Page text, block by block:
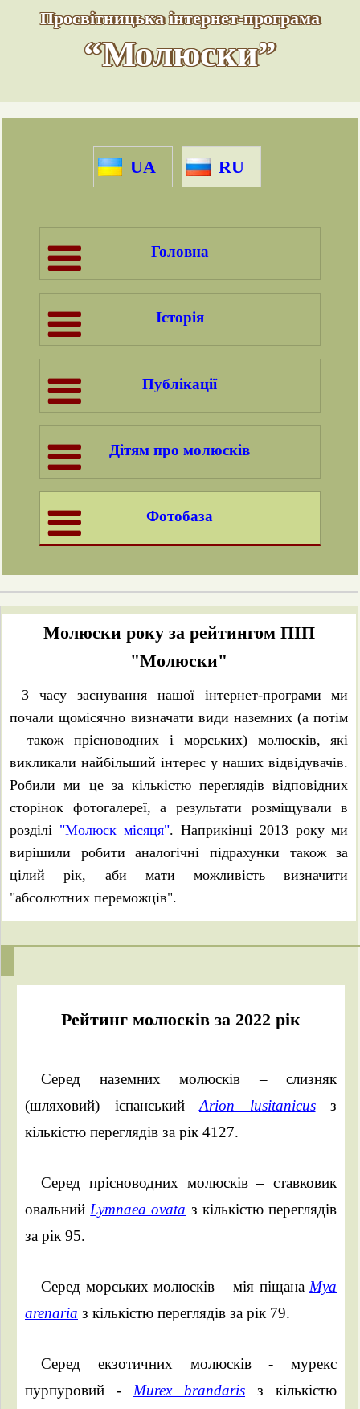
Просвітницька інтернет-програма
“Молюски”
UA RU
Головна
Історія
Публікації
Дітям про молюсків
Фотобаза
Молюски року за рейтингом ПІП
"Молюски"
З часу заснування нашої інтернет-програми ми
почали щомісячно визначати види наземних (а потім
– також прісноводних і морських) молюсків, які
викликали найбільший інтерес у наших відвідувачів.
Робили ми це за кількістю переглядів відповідних
сторінок фотогалереї, а результати розміщували в
розділі "Молюск місяця". Наприкінці 2013 року ми
вирішили робити аналогічні підрахунки також за
цілий рік, аби мати можливість визначити
"абсолютних переможців".
Рейтинг молюсків за 2022 рік
Серед наземних молюсків – слизняк
(шляховий) іспанськийArion lusitanicusз
кількістю переглядів за рік 4127.
Серед прісноводних молюсків – ставковик
овальний Lymnaea ovata з кількістю переглядів
за рік 95.
Серед морських молюсків – мія піщана Mya
arenaria з кількістю переглядів за рік 79.
Серед екзотичних молюсків - мурекс
пурпуровий - Murex brandaris з кількістю